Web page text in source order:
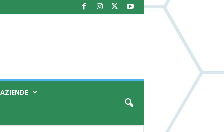
AZIENDE